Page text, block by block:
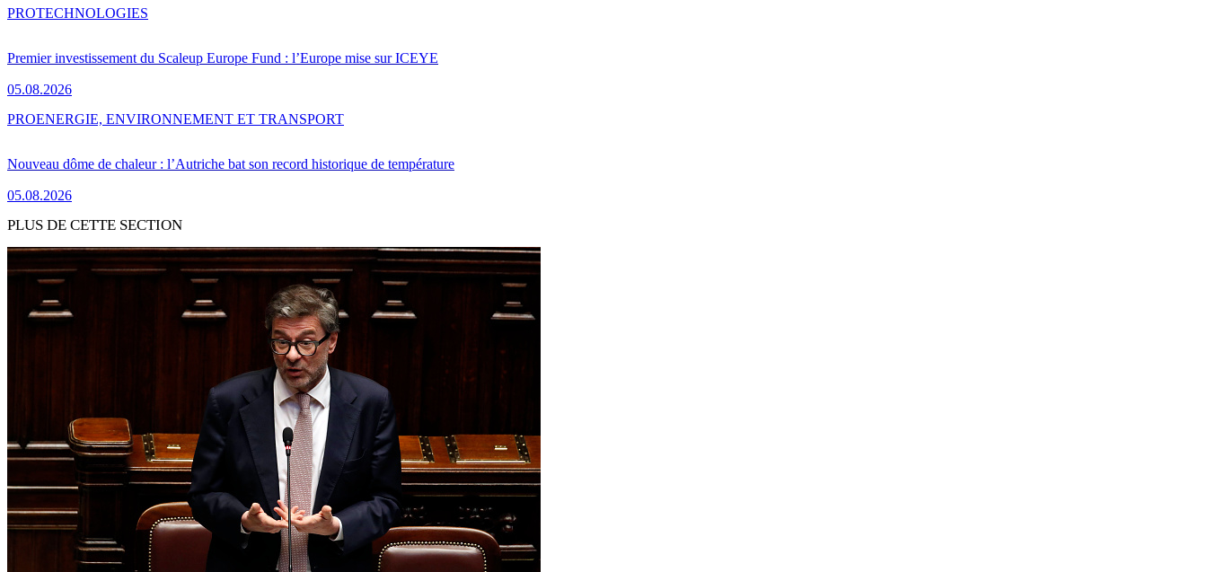
Premier investissement du Scaleup Europe Fund : l’Europe mise sur ICEYE
05.08.2026
PROTECHNOLOGIES
Nouveau dôme de chaleur : l’Autriche bat son record historique de température
05.08.2026
PROENERGIE, ENVIRONNEMENT ET TRANSPORT
PLUS DE CETTE SECTION